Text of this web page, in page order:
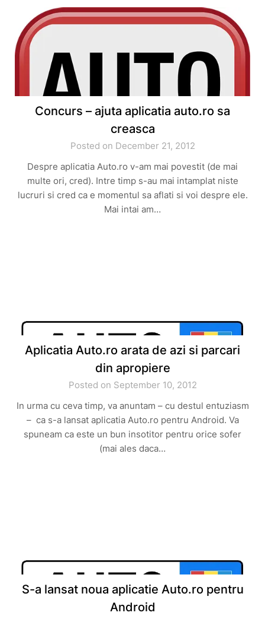
Concurs – ajuta aplicatia auto.ro sa
creasca
Posted on December 21, 2012
Despre aplicatia Auto.ro v-am mai povestit (de mai
multe ori, cred). Intre timp s-au mai intamplat niste
lucruri si cred ca e momentul sa aflati si voi despre ele.
Mai intai am…
Aplicatia Auto.ro arata de azi si parcari
din apropiere
Posted on September 10, 2012
In urma cu ceva timp, va anuntam – cu destul entuziasm
– ca s-a lansat aplicatia Auto.ro pentru Android. Va
spuneam ca este un bun insotitor pentru orice sofer
(mai ales daca…
S-a lansat noua aplicatie Auto.ro pentru
Android